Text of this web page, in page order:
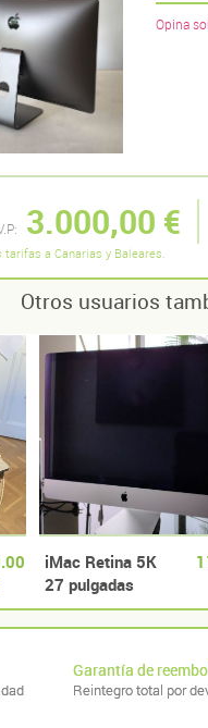
Opina
3.000,00 €
tarifas a Canarias y Baleares.
Otros usuarios
iMac Retina 5K
27 pulgadas
finales 2015
Garantía de
Reintegro total por